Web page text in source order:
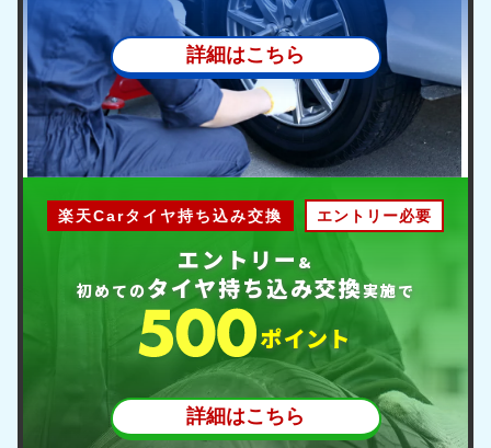
詳細はこちら
楽天Carタイヤ持ち込み交換 エントリー必要
エントリー &
初めてのタイヤ持ち込み交換実施で
ポイント
詳細はこちら